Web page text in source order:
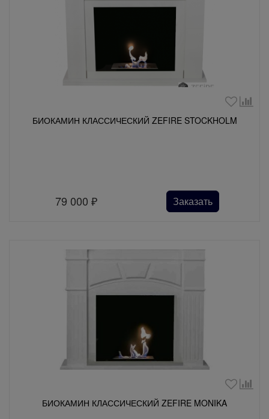
БИОКАМИН КЛАССИЧЕСКИЙ ZEFIRE STOCKHOLM
79 000₽ Заказать
БИОКАМИН КЛАССИЧЕСКИЙ ZEFIRE MONIKA